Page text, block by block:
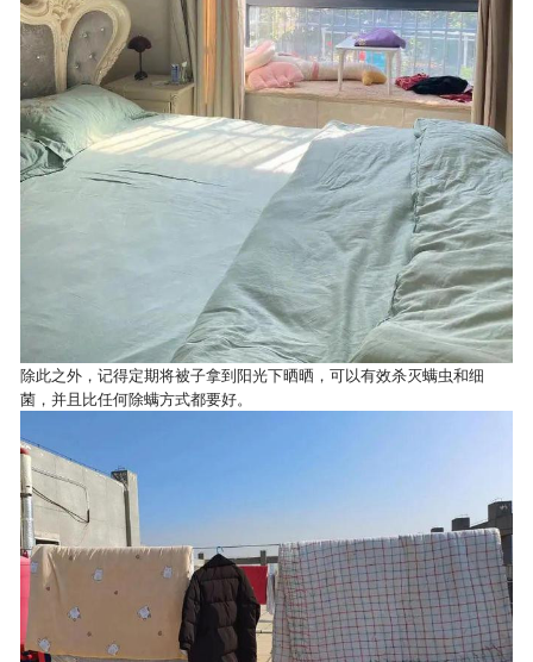
除此之外，记得定期将被子拿到阳光下晒晒，可以有效杀灭螨虫和细
菌，并且比任何除螨方式都要好。